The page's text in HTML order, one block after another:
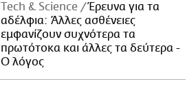
Τech & Science
Έρευνα για τα
αδέλφια: Άλλες ασθένειες
εμφανίζουν συχνότερα τα
πρωτότοκα και άλλες τα δεύτερα -
Ο λόγος